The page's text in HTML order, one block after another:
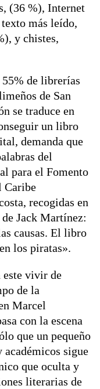
(36 %), Internet
más leído,
y chistes,
de librerías
de San
se traduce en
un libro
demanda que
del
para el Fomento
Caribe
recogidas en
de Jack Martínez:
causas. El libro
los piratas».
este vivir de
de la
Marcel
con la escena
que un pequeño
sigue
que oculta y
literarias de